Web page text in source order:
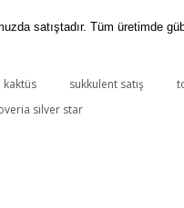
satıştadır. Tüm üretimde
sukkulent satış
silver star